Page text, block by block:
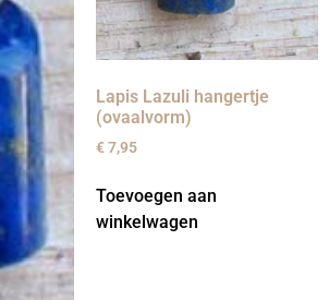
Lapis Lazuli hangertje
(ovaalvorm)
€7,95
Toevoegen aan
winkelwagen